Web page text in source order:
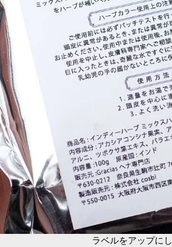
ラベルをアップに